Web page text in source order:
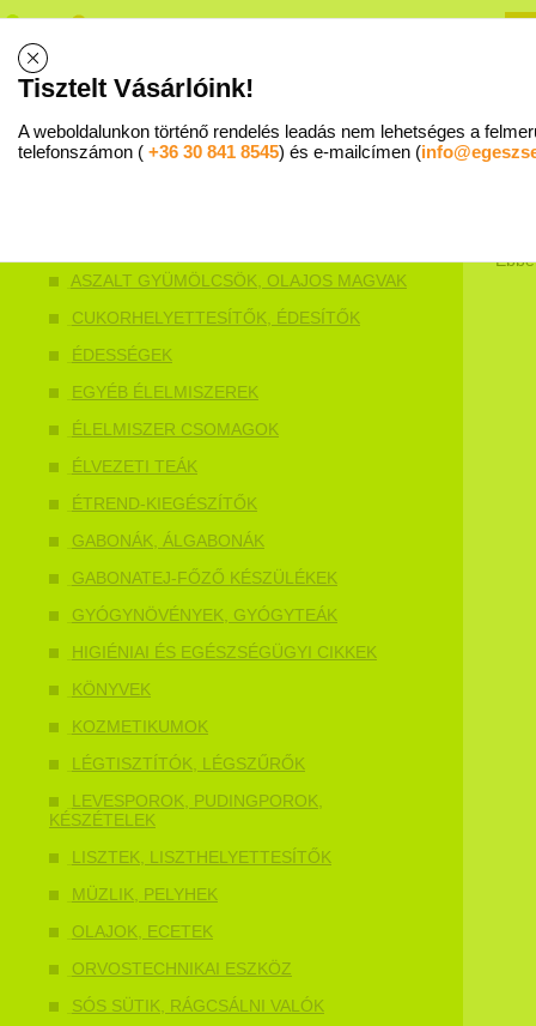
WEBSHOP SZAKÉRTŐ VÁLASZOL RENDELÉS MENETE
ASZALT GYÜMÖLCSÖK, OLAJOS MAGVAK
CUKORHELYETTESÍTŐK, ÉDESÍTŐK
ÉDESSÉGEK
EGYÉB ÉLELMISZEREK
ÉLELMISZER CSOMAGOK
ÉLVEZETI TEÁK
ÉTREND-KIEGÉSZÍTŐK
GABONÁK, ÁLGABONÁK
GABONATEJ-FŐZŐ KÉSZÜLÉKEK
GYÓGYNÖVÉNYEK, GYÓGYTEÁK
HIGIÉNIAI ÉS EGÉSZSÉGÜGYI CIKKEK
KÖNYVEK
KOZMETIKUMOK
LÉGTISZTÍTÓK, LÉGSZŰRŐK
LEVESPOROK, PUDINGPOROK,
KÉSZÉTELEK
LISZTEK, LISZTHELYETTESÍTŐK
MÜZLIK, PELYHEK
OLAJOK, ECETEK
ORVOSTECHNIKAI ESZKÖZ
SÓS SÜTIK, RÁGCSÁLNI VALÓK
Tisztelt Vásárlóink!
A weboldalunkon történő rendelés leadás nem lehetséges a
telefonszámon ( +36 30 841 8545) és e-mailcímen (